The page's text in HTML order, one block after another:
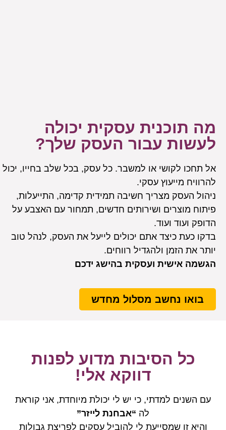
מה תוכנית עסקית יכולה
לעשות עבור העסק שלך?
אל תחכו לקושי או למשבר. כל עסק, בכל שלב בחייו, יכול
להרוויח מייעוץ עסקי.
ניהול העסק מצריך חשיבה תמידית קדימה, התייעלות,
פיתוח מוצרים ושירותים חדשים, תמחור עם האצבע על
הדופק ועוד ועוד.
בדקו כעת כיצד אתם יכולים לייעל את העסק, לנהל טוב
יותר את הזמן ולהגדיל רווחים.
הגשמה אישית ועסקית בהישג ידכם
בואו נחשב מסלול מחדש
כל הסיבות מדוע לפנות
דווקא אלי!
עם השנים למדתי, כי יש לי יכולת מיוחדת, אני קוראת
לה “אבחנת לייזר”
והיא זו שמסייעת לי להוביל עסקים לפריצת גבולות